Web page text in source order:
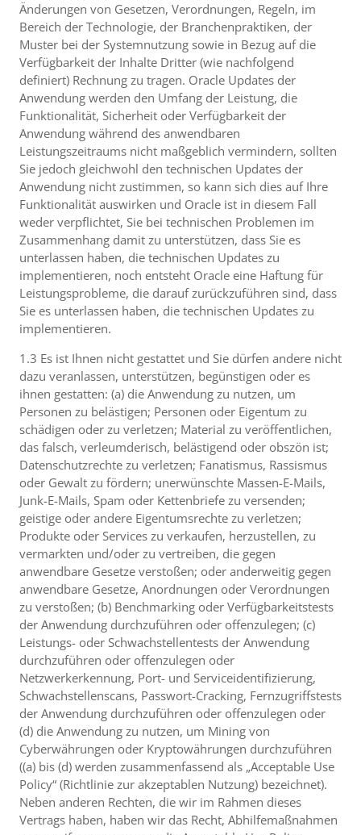
Änderungen von Gesetzen, Verordnungen, Regeln, im
Bereich der Technologie, der Branchenpraktiken, der
Muster bei der Systemnutzung sowie in Bezug auf die
Verfügbarkeit der Inhalte Dritter (wie nachfolgend
definiert) Rechnung zu tragen. Oracle Updates der
Anwendung werden den Umfang der Leistung, die
Funktionalität, Sicherheit oder Verfügbarkeit der
Anwendung während des anwendbaren
Leistungszeitraums nicht maßgeblich vermindern, sollten
Sie jedoch gleichwohl den technischen Updates der
Anwendung nicht zustimmen, so kann sich dies auf Ihre
Funktionalität auswirken und Oracle ist in diesem Fall
weder verpflichtet, Sie bei technischen Problemen im
Zusammenhang damit zu unterstützen, dass Sie es
unterlassen haben, die technischen Updates zu
implementieren, noch entsteht Oracle eine Haftung für
Leistungsprobleme, die darauf zurückzuführen sind, dass
Sie es unterlassen haben, die technischen Updates zu
implementieren.
1.3 Es ist Ihnen nicht gestattet und Sie dürfen andere nicht
dazu veranlassen, unterstützen, begünstigen oder es
ihnen gestatten: (a) die Anwendung zu nutzen, um
Personen zu belästigen; Personen oder Eigentum zu
schädigen oder zu verletzen; Material zu veröffentlichen,
das falsch, verleumderisch, belästigend oder obszön ist;
Datenschutzrechte zu verletzen; Fanatismus, Rassismus
oder Gewalt zu fördern; unerwünschte Massen-E-Mails,
Junk-E-Mails, Spam oder Kettenbriefe zu versenden;
geistige oder andere Eigentumsrechte zu verletzen;
Produkte oder Services zu verkaufen, herzustellen, zu
vermarkten und/oder zu vertreiben, die gegen
anwendbare Gesetze verstoßen; oder anderweitig gegen
anwendbare Gesetze, Anordnungen oder Verordnungen
zu verstoßen; (b) Benchmarking oder Verfügbarkeitstests
der Anwendung durchzuführen oder offenzulegen; (c)
Leistungs- oder Schwachstellentests der Anwendung
durchzuführen oder offenzulegen oder
Netzwerkerkennung, Port- und Serviceidentifizierung,
Schwachstellenscans, Passwort-Cracking, Fernzugriffstests
der Anwendung durchzuführen oder offenzulegen oder
(d) die Anwendung zu nutzen, um Mining von
Cyberwährungen oder Kryptowährungen durchzuführen
((a) bis (d) werden zusammenfassend als „Acceptable Use
Policy“ (Richtlinie zur akzeptablen Nutzung) bezeichnet).
Neben anderen Rechten, die wir im Rahmen dieses
Vertrags haben, haben wir das Recht, Abhilfemaßnahmen